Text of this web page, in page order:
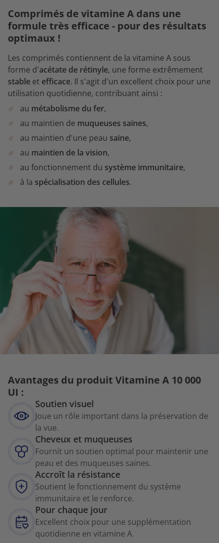
Comprimés de vitamine A dans une
formule très efficace - pour des résultats
optimaux !
Les comprimés contiennent de la vitamine A sous
forme d'acétate de rétinyle, une forme extrêmement
stable et efficace. Il s'agit d'un excellent choix pour une
utilisation quotidienne, contribuant ainsi :
au métabolisme du fer,
au maintien de muqueuses saines,
au maintien d'une peau saine,
au maintien de la vision,
au fonctionnement du système immunitaire,
à la spécialisation des cellules.
Avantages du produit Vitamine A 10 000
UI :
Soutien visuel
Joue un rôle important dans la préservation de
la vue.
Cheveux et muqueuses
Fournit un soutien optimal pour maintenir une
peau et des muqueuses saines.
Accroît la résistance
Soutient le fonctionnement du système
immunitaire et le renforce.
Pour chaque jour
Excellent choix pour une supplémentation
quotidienne en vitamine A.